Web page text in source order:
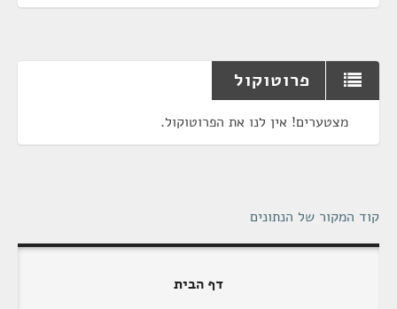
פרוטוקול
מצטערים! אין לנו את הפרוטוקול.
קוד המקור של הנתונים
דף הבית